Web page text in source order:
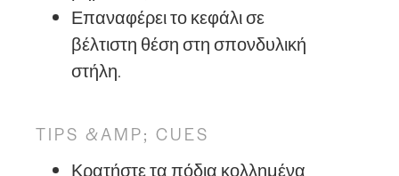
Επαναφέρει το κεφάλι σε
βέλτιστη θέση στη σπονδυλική
στήλη.
TIPS &AMP; CUES
Κρατήστε τα πόδια κολλημένα